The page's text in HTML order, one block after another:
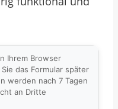
Ihrem Browser
das Formular später
werden nach 7 Tagen
an Dritte